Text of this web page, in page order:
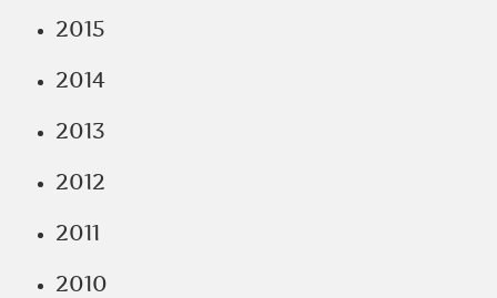
2015
2014
2013
2012
2011
2010